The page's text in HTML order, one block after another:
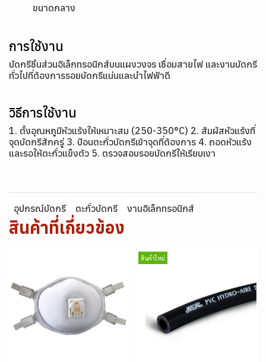
ขนาดกลาง
การใช้งาน
บัดกรีชิ้นส่วนอิเล็กทรอนิกส์บนแผงวงจร เชื่อมสายไฟ และงานบัดกรี
ทั่วไปที่ต้องการรอยบัดกรีแน่นและนำไฟฟ้าดี
วิธีการใช้งาน
1. ตั้งอุณหภูมิหัวแร้งให้เหมาะสม (250-350°C) 2. สัมผัสหัวแร้งที่
จุดบัดกรีสักครู่ 3. ป้อนตะกั่วบัดกรีเข้าจุดที่ต้องการ 4. ถอดหัวแร้ง
และรอให้ตะกั่วแข็งตัว 5. ตรวจสอบรอยบัดกรีให้เรียบเงา
อุปกรณ์บัดกรี ตะกั่วบัดกรี งานอิเล็กทรอนิกส์
สินค้าที่เกี่ยวข้อง
สินค้าใหม่